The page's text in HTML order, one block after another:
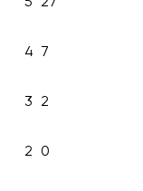
4 7
3 2
2 0